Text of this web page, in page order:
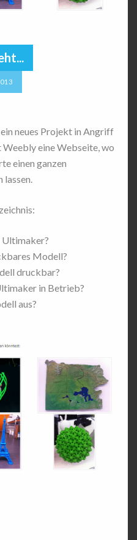
neues Projekt in Angriff
eine Webseite, wo
einen ganzen
lassen.
Ultimaker?
Modell?
druckbar?
in Betrieb?
aus?